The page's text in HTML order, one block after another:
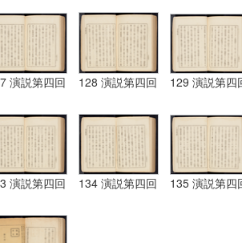
演説第四回 128 演説第四回 129 演説第四
演説第四回 134 演説第四回 135 演説第四